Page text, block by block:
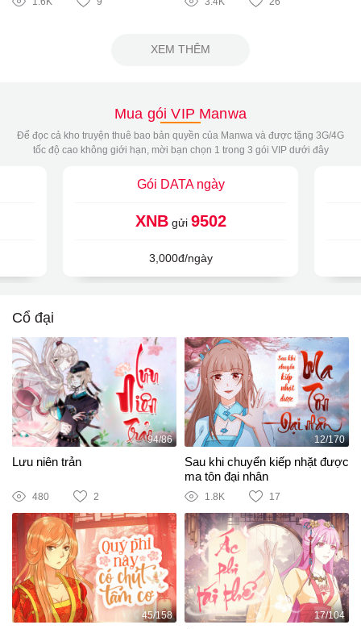
XEM THÊM
Mua gói VIP Manwa
Để đọc cả kho truyện thuê bao bản quyền của Manwa và được tặng 3G/4G
tốc độ cao không giới hạn, mời bạn chọn 1 trong 3 gói VIP dưới đây
Gói DATA ngày
XNBgửi 9502
3,000đ/ngày
Cổ đại
94/86
Lưu niên trản
480 2
12/170
Sau khi chuyển kiếp nhặt được
ma tôn đại nhân
1.8K 17
45/158 17/104